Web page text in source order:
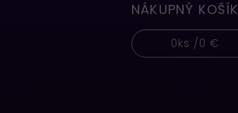
NÁKUPNÝ KOŠÍK
0ks /0 €